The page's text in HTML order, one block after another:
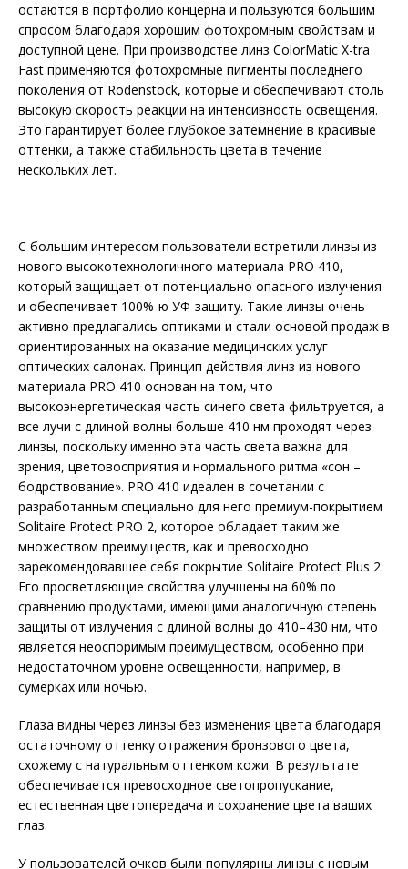
остаются в портфолио концерна и пользуются большим
спросом благодаря хорошим фотохромным свойствам и
доступной цене. При производстве линз ColorMatic X-tra
Fast применяются фотохромные пигменты последнего
поколения от Rodenstock, которые и обеспечивают столь
высокую скорость реакции на интенсивность освещения.
Это гарантирует более глубокое затемнение в красивые
оттенки, а также стабильность цвета в течение
нескольких лет.
С большим интересом пользователи встретили линзы из
нового высокотехнологичного материала PRO 410,
который защищает от потенциально опасного излучения
и обеспечивает 100%-ю УФ-защиту. Такие линзы очень
активно предлагались оптиками и стали основой продаж в
ориентированных на оказание медицинских услуг
оптических салонах. Принцип действия линз из нового
материала PRO 410 основан на том, что
высокоэнергетическая часть синего света фильтруется, а
все лучи с длиной волны больше 410 нм проходят через
линзы, поскольку именно эта часть света важна для
зрения, цветовосприятия и нормального ритма «сон –
бодрствование». PRO 410 идеален в сочетании с
разработанным специально для него премиум-покрытием
Solitaire Protect PRO 2, которое обладает таким же
множеством преимуществ, как и превосходно
зарекомендовавшее себя покрытие Solitaire Protect Plus 2.
Его просветляющие свойства улучшены на 60% по
сравнению продуктами, имеющими аналогичную степень
защиты от излучения с длиной волны до 410–430 нм, что
является неоспоримым преимуществом, особенно при
недостаточном уровне освещенности, например, в
сумерках или ночью.
Глаза видны через линзы без изменения цвета благодаря
остаточному оттенку отражения бронзового цвета,
схожему с натуральным оттенком кожи. В результате
обеспечивается превосходное светопропускание,
естественная цветопередача и сохранение цвета ваших
глаз.
У пользователей очков были популярны линзы с новым